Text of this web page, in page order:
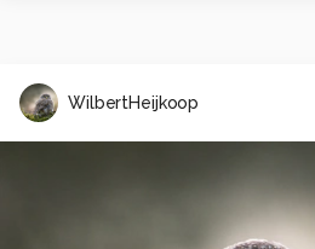
WilbertHeijkoop